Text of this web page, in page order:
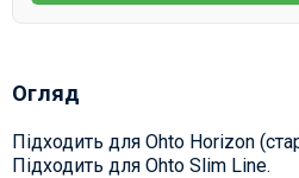
Огляд
Підходить для Ohto Horizon
Підходить для Ohto Slim Line.